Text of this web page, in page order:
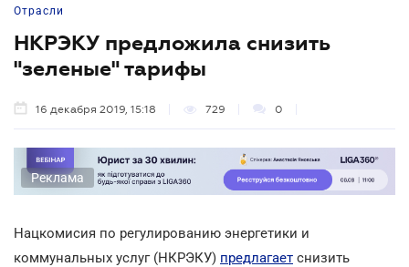
Отрасли
НКРЭКУ предложила снизить
"зеленые" тарифы
16 декабря 2019, 15:18 729 0
Реклама
Нацкомисия по регулированию энергетики и
коммунальных услуг (НКРЭКУ) предлагает снизить